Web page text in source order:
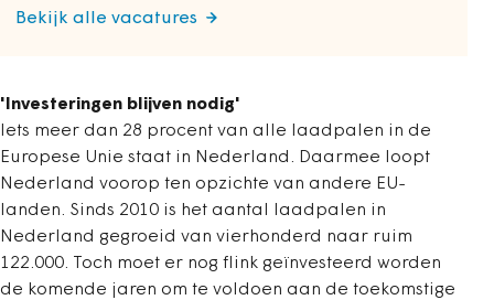
Bekijk alle vacatures
'Investeringen blijven nodig'
Iets meer dan 28 procent van alle laadpalen in de
Europese Unie staat in Nederland. Daarmee loopt
Nederland voorop ten opzichte van andere EU-
landen. Sinds 2010 is het aantal laadpalen in
Nederland gegroeid van vierhonderd naar ruim
122.000. Toch moet er nog flink geïnvesteerd worden
de komende jaren om te voldoen aan de toekomstige